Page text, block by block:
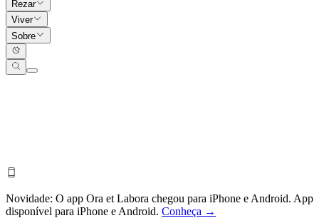
Rezar
Viver
Sobre
Novidade: O app Ora et Labora chegou para iPhone e Android. App
disponível para iPhone e Android. Conheça →